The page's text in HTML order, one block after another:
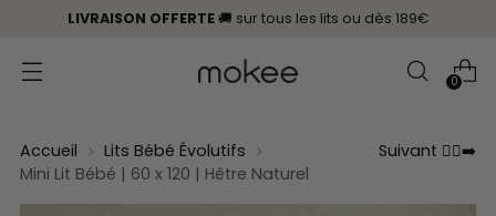
LIVRAISON OFFERTE 🚚 sur tous les lits ou dès 189€
0
Accueil
Lits Bébé Évolutifs
Mini Lit Bébé | 60 x 120 | Hêtre Naturel
Suivant 🏃‍♀️‍➡️